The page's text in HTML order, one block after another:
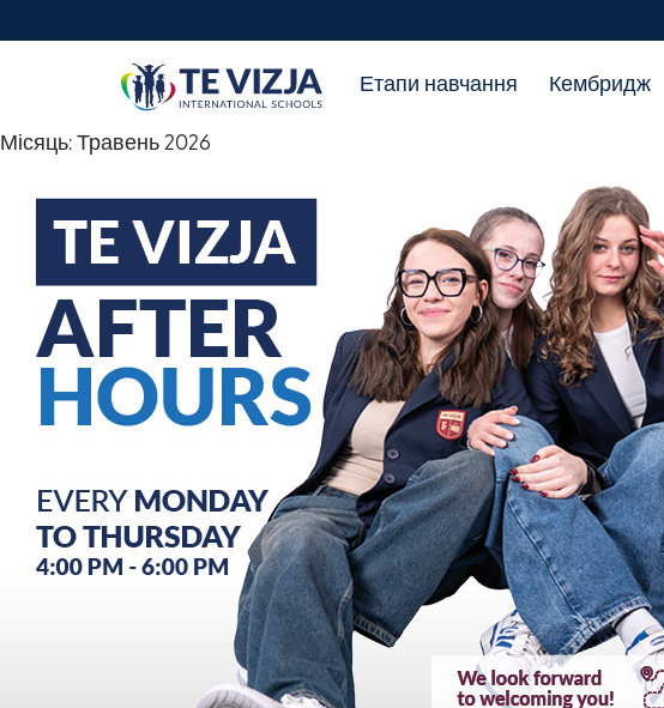
Етапи навчання Кембридж
Місяць: Травень 2026